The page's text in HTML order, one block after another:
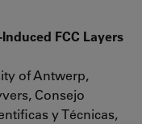
FCC Layers
of Antwerp,
Consejo
y Técnicas,